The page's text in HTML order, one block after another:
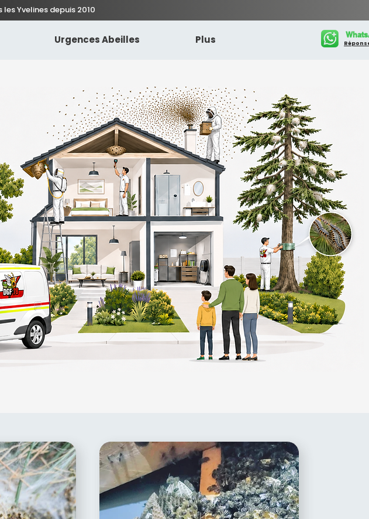
Yvelines depuis 2010
Urgences Abeilles Plus